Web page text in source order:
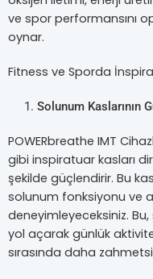
ve spor performansını
oynar.
Fitness ve Sporda
Solunum Kaslarının
POWERbreathe IMT
gibi inspiratuar kasları
şekilde güçlendirir. Bu
solunum fonksiyonu ve
deneyimleyeceksiniz.
yol açarak günlük
sırasında daha